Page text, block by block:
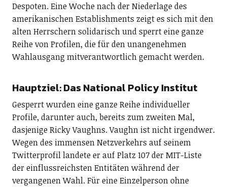
Despoten. Eine Woche nach der Niederlage des
amerikanischen Establishments zeigt es sich mit den
alten Herrschern solidarisch und sperrt eine ganze
Reihe von Profilen, die für den unangenehmen
Wahlausgang mitverantwortlich gemacht werden.
Hauptziel: Das National Policy Institut
Gesperrt wurden eine ganze Reihe individueller
Profile, darunter auch, bereits zum zweiten Mal,
dasjenige Ricky Vaughns. Vaughn ist nicht irgendwer.
Wegen des immensen Netzverkehrs auf seinem
Twitterprofil landete er auf Platz 107 der MIT-Liste
der einflussreichsten Entitäten während der
vergangenen Wahl. Für eine Einzelperson ohne